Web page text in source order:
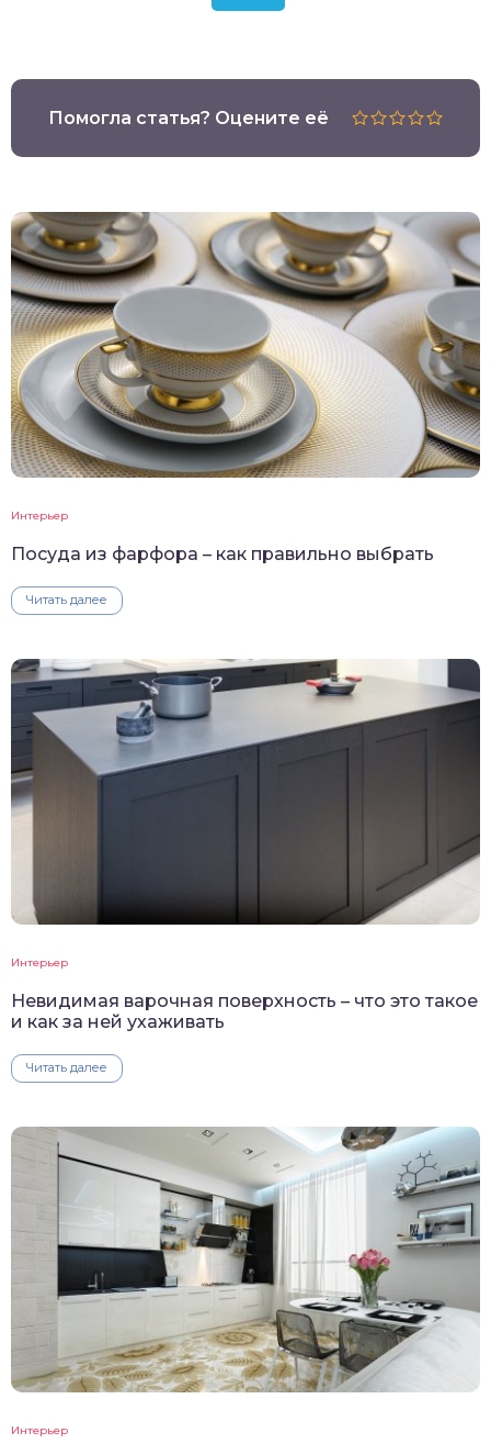
Помогла статья? Оцените её
Интерьер
Посуда из фарфора – как правильно выбрать
Читать далее
Интерьер
Невидимая варочная поверхность – что это такое
и как за ней ухаживать
Читать далее
Интерьер